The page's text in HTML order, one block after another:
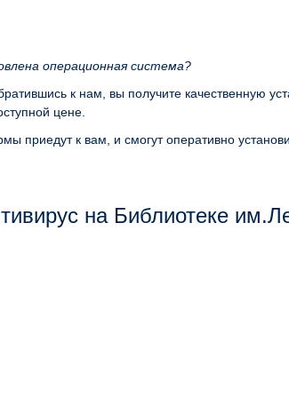
операционная система?
к нам, вы получите качественную
цене.
приедут к вам, и смогут оперативно
на Библиотеке